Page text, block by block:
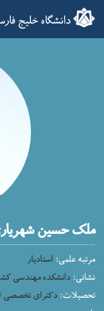
دانشگاه خلیج
ملک حسین
مرتبه علمی: استادیار
نشانی: دانشکده مهندسی
تحصیلات: دکترای تخصصی